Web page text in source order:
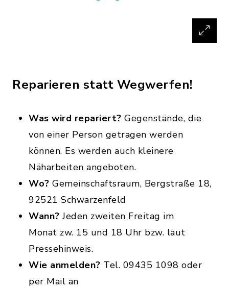
Reparieren statt Wegwerfen!
Was wird repariert? Gegenstände, die
von einer Person getragen werden
können. Es werden auch kleinere
Näharbeiten angeboten.
Wo? Gemeinschaftsraum, Bergstraße 18,
92521 Schwarzenfeld
Wann? Jeden zweiten Freitag im
Monat zw. 15 und 18 Uhr bzw. laut
Pressehinweis.
Wie anmelden? Tel. 09435 1098 oder
per Mail an